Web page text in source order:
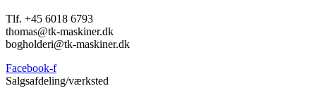
​Tlf. +45 6018 6793
thomas@tk-maskiner.dk
bogholderi@tk-maskiner.dk
Facebook-f
Salgsafdeling/værksted